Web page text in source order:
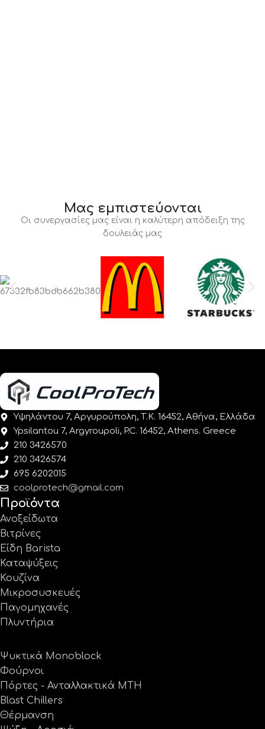
Μας εμπιστεύονται
Οι συνεργασίες μας είναι η καλύτερη απόδειξη της
δουλειάς μας
Υψηλάντου 7, Αργυρούπολη, Τ.Κ. 16452, Αθήνα, Ελλάδα
Ypsilantou 7, Argyroupoli, P.C. 16452, Athens. Greece
210 3426570
210 3426574
695 6202015
coolprotech@gmail.com
Προϊόντα
Ανοξείδωτα
Βιτρίνες
Είδη Barista
Καταψύξεις
Κουζίνα
Μικροσυσκευές
Παγομηχανές
Πλυντήρια
Ψυκτικά Monoblock
Φούρνοι
Πόρτες - Ανταλλακτικά MTH
Blast Chillers
Θέρμανση